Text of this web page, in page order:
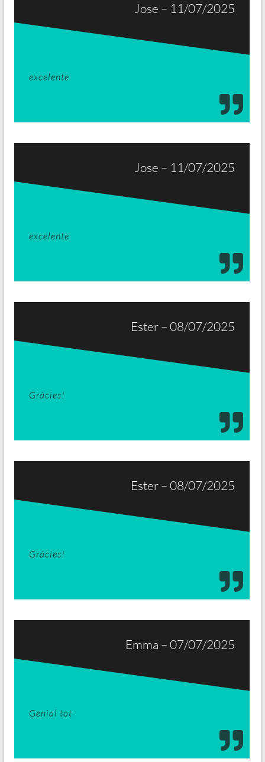
excelente
Jose – 11/07/2025
excelente
Jose – 11/07/2025
Gràcies!
Ester – 08/07/2025
Gràcies!
Ester – 08/07/2025
Genial tot
Emma – 07/07/2025